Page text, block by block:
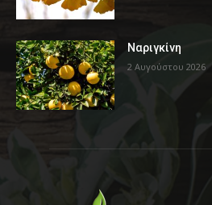
Ναριγκίνη
2 Αυγούστου 2026